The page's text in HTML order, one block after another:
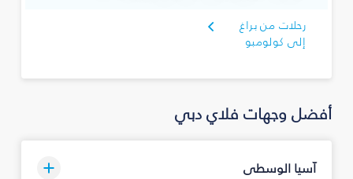
رحلات من براغ
إلى كولومبو
أفضل وجهات فلاي دبي
آسيا الوسطى